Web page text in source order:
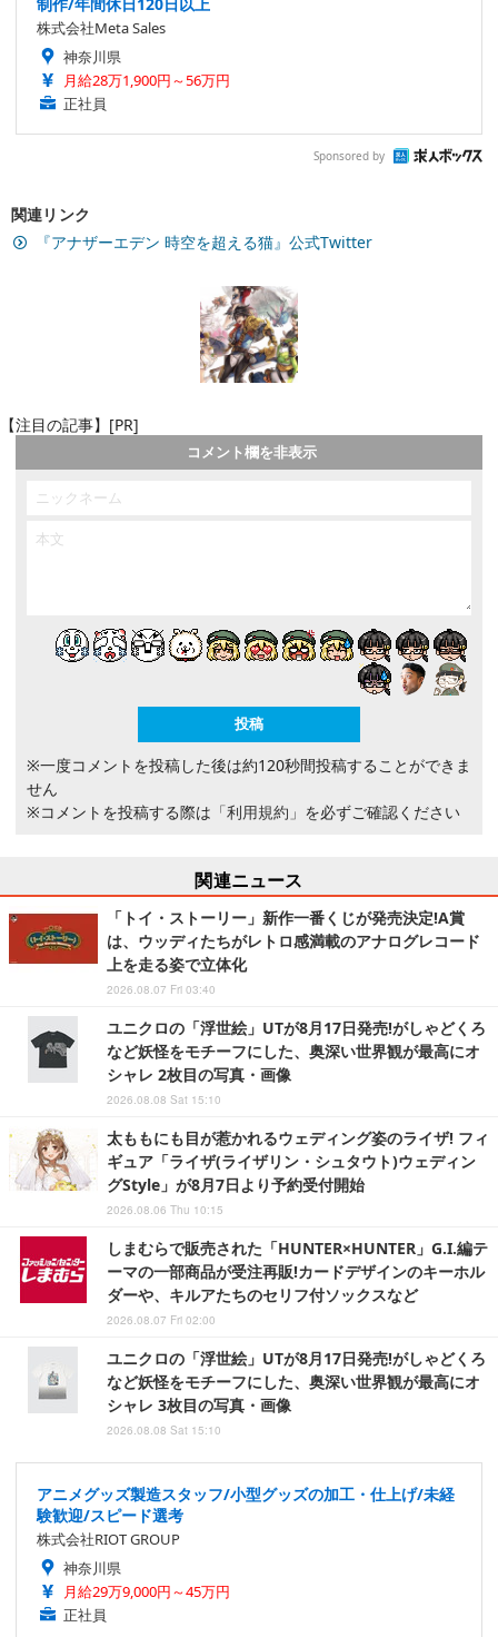
株式会社Meta Sales
神奈川県
月給28万1,900円～56万円
正社員
Sponsored by
関連リンク
『アナザーエデン 時空を超える猫』公式Twitter
【注目の記事】[PR]
コメント欄を非表示
※一度コメントを投稿した後は約120秒間投稿することができま
せん
※コメントを投稿する際は 「利用規約」 を必ずご確認ください
関連ニュース
「トイ・ストーリー」新作一番くじが発売決定!A賞
は、ウッディたちがレトロ感満載のアナログレコード
上を走る姿で立体化
2026.08.07 Fri 03:40
ユニクロの「浮世絵」UTが8月17日発売!がしゃどくろ
など妖怪をモチーフにした、奥深い世界観が最高にオ
シャレ 2枚目の写真・画像
2026.08.08 Sat 15:10
太ももにも目が惹かれるウェディング姿のライザ! フィ
ギュア「ライザ(ライザリン・シュタウト)ウェディン
グStyle」が8月7日より予約受付開始
2026.08.06 Thu 10:15
しまむらで販売された「HUNTER×HUNTER」G.I.編テ
ーマの一部商品が受注再販!カードデザインのキーホル
ダーや、キルアたちのセリフ付ソックスなど
2026.08.07 Fri 02:00
ユニクロの「浮世絵」UTが8月17日発売!がしゃどくろ
など妖怪をモチーフにした、奥深い世界観が最高にオ
シャレ 3枚目の写真・画像
2026.08.08 Sat 15:10
アニメグッズ製造スタッフ/小型グッズの加工・仕上げ/未経
験歓迎/スピード選考
株式会社RIOT GROUP
神奈川県
月給29万9,000円～45万円
正社員